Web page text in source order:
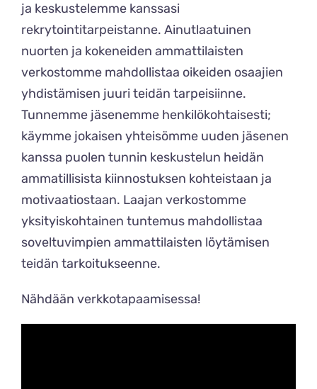
ja keskustelemme kanssasi
rekrytointitarpeistanne. Ainutlaatuinen
nuorten ja kokeneiden ammattilaisten
verkostomme mahdollistaa oikeiden osaajien
yhdistämisen juuri teidän tarpeisiinne.
Tunnemme jäsenemme henkilökohtaisesti;
käymme jokaisen yhteisömme uuden jäsenen
kanssa puolen tunnin keskustelun heidän
ammatillisista kiinnostuksen kohteistaan ja
motivaatiostaan. Laajan verkostomme
yksityiskohtainen tuntemus mahdollistaa
soveltuvimpien ammattilaisten löytämisen
teidän tarkoitukseenne.
Nähdään verkkotapaamisessa!